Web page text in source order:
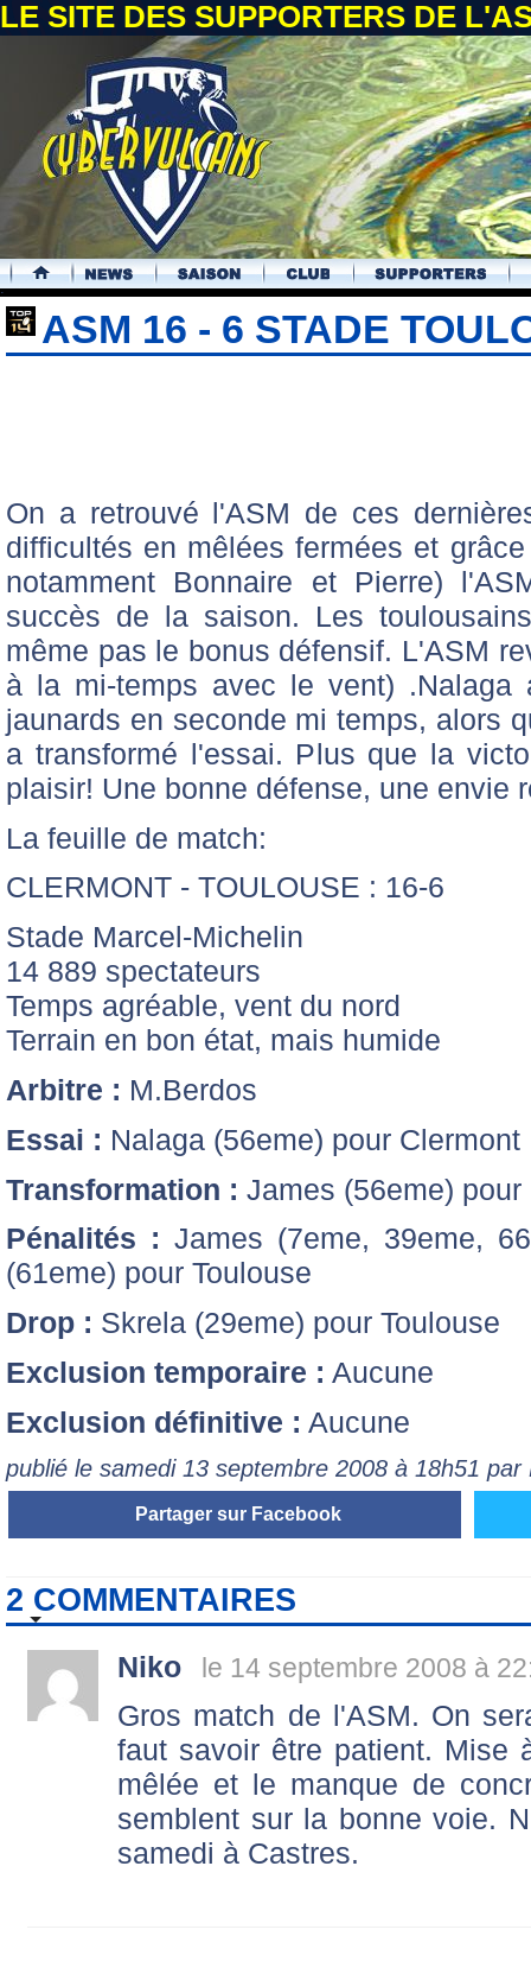
LE SITE DES SUPPORTERS DE
.
ASM 16 - 6 STADE
On a retrouvé l'ASM de ces
difficultés en mêlées fermées et
notamment Bonnaire et Pierre)
succès de la saison. Les
même pas le bonus défensif. L'ASM
à la mi-temps avec le vent)
jaunards en seconde mi temps, alors
a transformé l'essai. Plus que la
plaisir! Une bonne défense, une envie
La feuille de match:
CLERMONT - TOULOUSE : 16-6
Stade Marcel-Michelin
14 889 spectateurs
Temps agréable, vent du nord
Terrain en bon état, mais humide
Arbitre : M.Berdos
Essai : Nalaga (56eme) pour Clermont
Transformation : James (56eme) pour
Pénalités : James (7eme, 39eme,
(61eme) pour Toulouse
Drop : Skrela (29eme) pour Toulouse
Exclusion temporaire : Aucune
Exclusion définitive : Aucune
publié le samedi 13 septembre 2008 à 18h51 par
Partager sur Facebook
2 COMMENTAIRES
Niko le 14 septembre 2008 à
Gros match de l'ASM. On
faut savoir être patient. Mise
mêlée et le manque de
semblent sur la bonne voie.
samedi à Castres.